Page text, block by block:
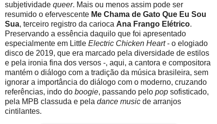
subjetividade queer. Mais ou menos assim pode ser
resumido o efervescente Me Chama de Gato Que Eu Sou
Sua, terceiro registro da carioca Ana Frango Elétrico.
Preservando a essência daquilo que foi apresentado
especialmente em Little Electric Chicken Heart- o elogiado
disco de 2019, que era marcado pela diversidade de estilos
e pela ironia fina dos versos -, aqui, a cantora e compositora
mantém o diálogo com a tradição da música brasileira, sem
ignorar a importância do diálogo com o moderno, cruzando
referências, indo do boogie, passando pelo pop sofisticado,
pela MPB classuda e pela dance music de arranjos
cintilantes.